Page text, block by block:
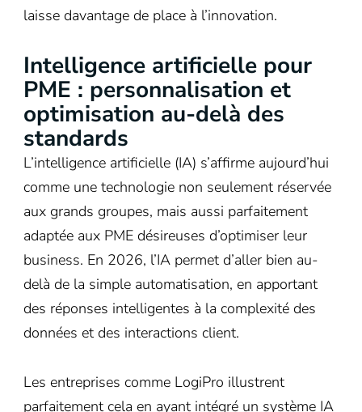
laisse davantage de place à l’innovation.
Intelligence artificielle pour
PME : personnalisation et
optimisation au-delà des
standards
L’intelligence artificielle (IA) s’affirme aujourd’hui
comme une technologie non seulement réservée
aux grands groupes, mais aussi parfaitement
adaptée aux PME désireuses d’optimiser leur
business. En 2026, l’IA permet d’aller bien au-
delà de la simple automatisation, en apportant
des réponses intelligentes à la complexité des
données et des interactions client.
Les entreprises comme LogiPro illustrent
parfaitement cela en ayant intégré un système IA